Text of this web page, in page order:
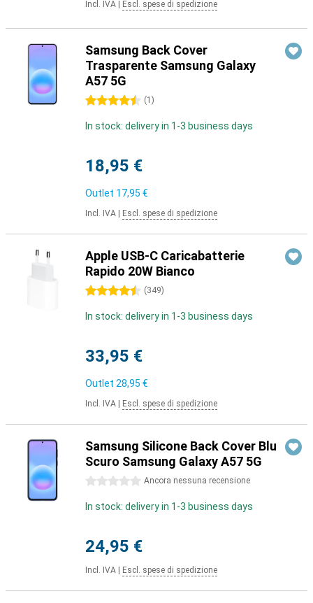
Incl. IVA Escl. spese di spedizione
Samsung Back Cover
Trasparente Samsung Galaxy
A57 5G
4.5 stelle (1 )
In stock: delivery in 1-3 business days
18,95 €
Outlet 17,95 €
Incl. IVA Escl. spese di spedizione
Apple USB-C Caricabatterie
Rapido 20W Bianco
4.5 stelle (349)
In stock: delivery in 1-3 business days
33,95 €
Outlet 28,95 €
Incl. IVA Escl. spese di spedizione
Samsung Silicone Back Cover Blu
Scuro Samsung Galaxy A57 5G
0 stelle Ancora nessuna recensione
In stock: delivery in 1-3 business days
24,95 €
Incl. IVA Escl. spese di spedizione